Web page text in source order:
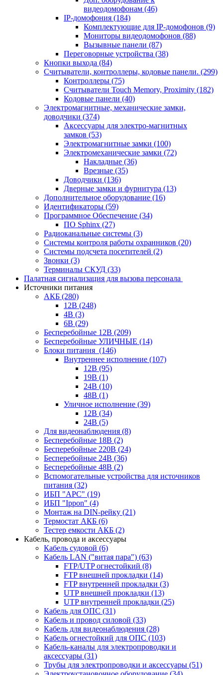
видеодомофонам (46)
IP-домофония (184)
Комплектующие для IP-домофонов (9)
Мониторы видеодомофонов (88)
Вызывные панели (87)
Переговорные устройства (38)
Кнопки выхода (84)
Считыватели, контроллеры, кодовые панели. (299)
Контроллеры (75)
Считыватели Touch Memory, Proximity (182)
Кодовые панели (40)
Электромагнитные, механические замки,
доводчики (374)
Аксессуары для электро-магнитных
замков (53)
Электромагнитные замки (100)
Электромеханические замки (72)
Накладные (36)
Врезные (35)
Доводчики (136)
Дверные замки и фурнитура (13)
Дополнительное оборудование (16)
Идентификаторы (59)
Программное Обеспечение (34)
ПО Sphinx (27)
Радиоканальные системы (3)
Системы контроля работы охранников (20)
Системы подсчета посетителей (2)
Звонки (3)
Терминалы СКУД (33)
Палатная сигнализация для вызова персонала
Источники питания
АКБ (280)
12В (248)
4В (3)
6В (29)
Бесперебойные 12В (209)
Бесперебойные УЛИЧНЫЕ (14)
Блоки питания (146)
Внутреннее исполнение (107)
12В (95)
19В (1)
24В (10)
48В (1)
Уличное исполнение (39)
12В (34)
24В (5)
Для видеонаблюдения (8)
Бесперебойные 18В (2)
Бесперебойные 220В (24)
Бесперебойные 24В (36)
Бесперебойные 48В (2)
Вспомогательные устройства для источников
питания (32)
ИБП "APC" (19)
ИБП "Ippon" (4)
Монтаж на DIN-рейку (21)
Термостат АКБ (6)
Тестер емкости АКБ (2)
Кабель, провода и аксессуары
Кабель судовой (6)
Кабель LAN ("витая пара") (63)
FTP/UTP огнестойкий (8)
FTP внешней прокладки (14)
FTP внутренней прокладки (3)
UTP внешней прокладки (13)
UTP внутренней прокладки (25)
Кабель для ОПС (31)
Кабель и провод силовой (33)
Кабель для видеонаблюдения (28)
Кабель огнестойкий для ОПС (103)
Кабель-каналы для электропроводки и
аксессуары (31)
Трубы для электропроводки и аксессуары (51)